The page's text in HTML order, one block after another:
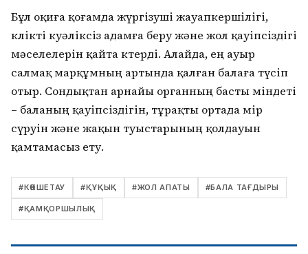
Бұл оқиға қоғамда жүргізуші жауапкершілігі,
көлікті куәліксіз адамға беру және жол қауіпсіздігі
мәселелерін қайта көтерді. Алайда, ең ауыр
салмақ марқұмның артында қалған балаға түсіп
отыр. Сондықтан арнайы органның басты міндеті
– баланың қауіпсіздігін, тұрақты ортада өмір
сүруін және жақын туыстарының қолдауын
қамтамасыз ету.
#КӨКШЕТАУ #ҚҰҚЫҚ #ЖОЛ АПАТЫ #БАЛА ТАҒДЫРЫ
#ҚАМҚОРШЫЛЫҚ